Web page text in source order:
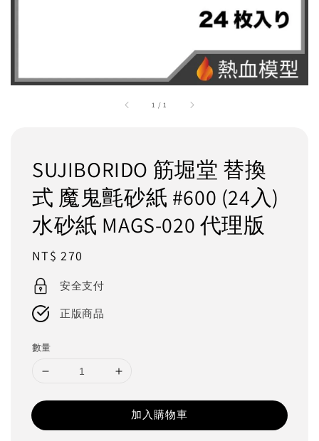
1 / 1
SUJIBORIDO 筋堀堂 替換
式 魔鬼氈砂紙 #600 (24入)
水砂紙 MAGS-020 代理版
Regular
price
NT$ 270
安全支付
正版商品
數量
加入購物車